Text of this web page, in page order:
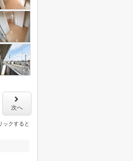
次へ
ックすると